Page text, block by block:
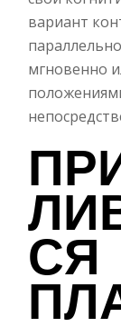
вариант
мгновенно
СЯ